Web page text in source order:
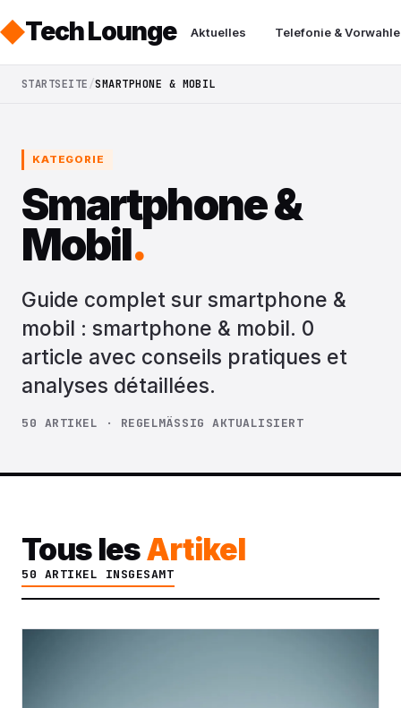
Tech Lounge Aktuelles Telefonie &
STARTSEITE SMARTPHONE & MOBIL
KATEGORIE
Smartphone &
Mobil.
Guide complet sur smartphone &
mobil : smartphone & mobil. 0
article avec conseils pratiques et
analyses détaillées.
50 ARTIKEL · REGELMÄSSIG AKTUALISIERT
Tous lesArtikel
50 ARTIKEL INSGESAMT